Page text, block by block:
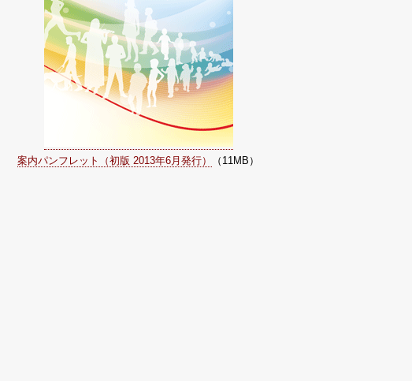
案内パンフレット（初版 2013年6月発行） （11MB）